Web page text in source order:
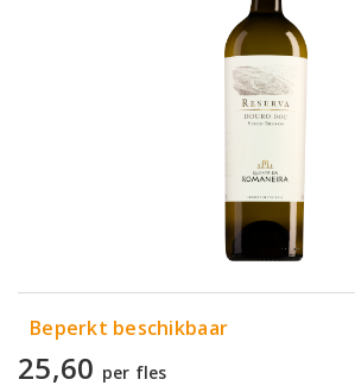
Beperkt beschikbaar
25,60 per fles